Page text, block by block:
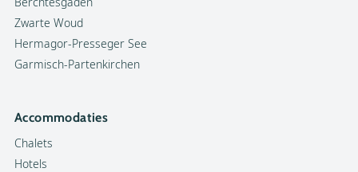
Zwarte Woud
Hermagor-Presseger See
Garmisch-Partenkirchen
Accommodaties
Chalets
Hotels